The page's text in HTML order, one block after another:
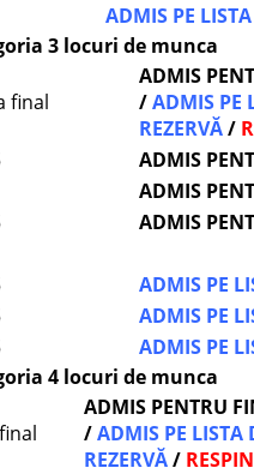
ADMIS PE
3 locuri de munca
final
ADMIS
/ADMIS PE
REZERVĂ/
ADMIS
ADMIS
ADMIS
ADMIS PE
ADMIS PE
ADMIS PE
4 locuri de munca
ADMIS PENTRU
/ADMIS PE LISTA
REZERVĂ/